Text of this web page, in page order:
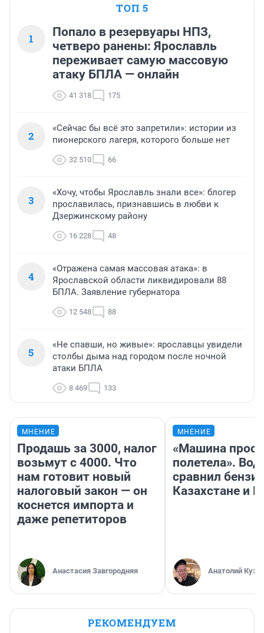
ТОП 5
1
Попало в резервуары НПЗ,
четверо ранены: Ярославль
переживает самую массовую
атаку БПЛА — онлайн
41 318 175
2
«Сейчас бы всё это запретили»: истории из
пионерского лагеря, которого больше нет
32 510 66
3
«Хочу, чтобы Ярославль знали все»: блогер
прославилась, признавшись в любви к
Дзержинскому району
16 228 48
4
«Отражена самая массовая атака»: в
Ярославской области ликвидировали 88
БПЛА. Заявление губернатора
12 548 88
5
«Не спавши, но живые»: ярославцы увидели
столбы дыма над городом после ночной
атаки БПЛА
8 469 133
МНЕНИЕ
Продашь за 3000, налог
возьмут с 4000. Что
нам готовит новый
налоговый закон — он
коснется импорта и
даже репетиторов
Анастасия Завгородняя
МНЕНИЕ
«Машина
полетела».
сравнил
Казахстане и
Анатолий
РЕКОМЕНДУЕМ